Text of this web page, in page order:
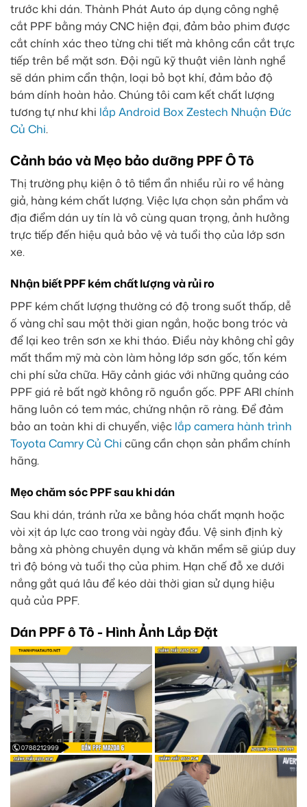
trước khi dán. Thành Phát Auto áp dụng công nghệ
cắt PPF bằng máy CNC hiện đại, đảm bảo phim được
cắt chính xác theo từng chi tiết mà không cần cắt trực
tiếp trên bề mặt sơn. Đội ngũ kỹ thuật viên lành nghề
sẽ dán phim cẩn thận, loại bỏ bọt khí, đảm bảo độ
bám dính hoàn hảo. Chúng tôi cam kết chất lượng
tương tự như khi lắp Android Box Zestech Nhuận Đức
Củ Chi.
Cảnh báo và Mẹo bảo dưỡng PPF Ô Tô
Thị trường phụ kiện ô tô tiềm ẩn nhiều rủi ro về hàng
giả, hàng kém chất lượng. Việc lựa chọn sản phẩm và
địa điểm dán uy tín là vô cùng quan trọng, ảnh hưởng
trực tiếp đến hiệu quả bảo vệ và tuổi thọ của lớp sơn
xe.
Nhận biết PPF kém chất lượng và rủi ro
PPF kém chất lượng thường có độ trong suốt thấp, dễ
ố vàng chỉ sau một thời gian ngắn, hoặc bong tróc và
để lại keo trên sơn xe khi tháo. Điều này không chỉ gây
mất thẩm mỹ mà còn làm hỏng lớp sơn gốc, tốn kém
chi phí sửa chữa. Hãy cảnh giác với những quảng cáo
PPF giá rẻ bất ngờ không rõ nguồn gốc. PPF ARI chính
hãng luôn có tem mác, chứng nhận rõ ràng. Để đảm
bảo an toàn khi di chuyển, việc lắp camera hành trình
Toyota Camry Củ Chi cũng cần chọn sản phẩm chính
hãng.
Mẹo chăm sóc PPF sau khi dán
Sau khi dán, tránh rửa xe bằng hóa chất mạnh hoặc
vòi xịt áp lực cao trong vài ngày đầu. Vệ sinh định kỳ
bằng xà phòng chuyên dụng và khăn mềm sẽ giúp duy
trì độ bóng và tuổi thọ của phim. Hạn chế đỗ xe dưới
nắng gắt quá lâu để kéo dài thời gian sử dụng hiệu
quả của PPF.
Dán PPF ô Tô - Hình Ảnh Lắp Đặt